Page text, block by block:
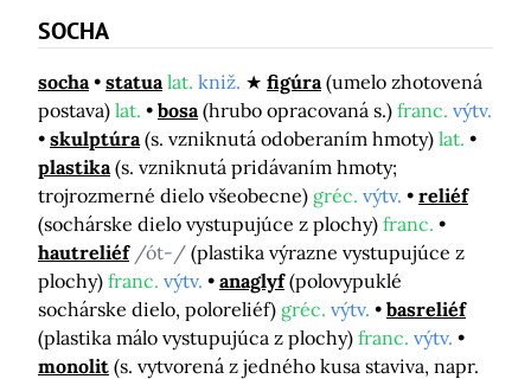
SOCHA
socha statua lat. kniž. figúra (umelo zhotovená
postava) lat. bosa (hrubo opracovaná s.) franc. výtv.
skulptúra (s. vzniknutá odoberaním hmoty) lat.
plastika (s. vzniknutá pridávaním hmoty;
trojrozmerné dielo všeobecne) gréc. výtv.
reliéf
(sochárske dielo vystupujúce z plochy) franc.
hautreliéf /ót-/ (plastika výrazne vystupujúce z
plochy) franc. výtv. anaglyf (polovypuklé
sochárske dielo, poloreliéf) gréc. výtv.
basreliéf
(plastika málo vystupujúca z plochy) franc. výtv.
monolit (s. vytvorená z jedného kusa staviva, napr.